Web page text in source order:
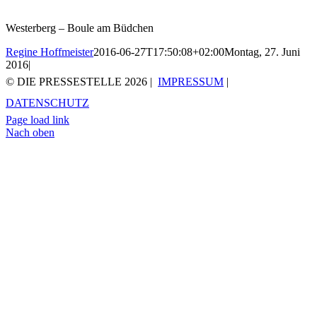
Westerberg – Boule am Büdchen
Regine Hoffmeister2016-06-27T17:50:08+02:00Montag, 27. Juni
2016|
© DIE PRESSESTELLE 2026 | IMPRESSUM |
DATENSCHUTZ
Page load link
Nach oben